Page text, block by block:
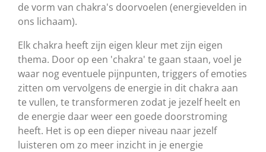
de vorm van chakra's doorvoelen (energievelden in
ons lichaam).
Elk chakra heeft zijn eigen kleur met zijn eigen
thema. Door op een 'chakra' te gaan staan, voel je
waar nog eventuele pijnpunten, triggers of emoties
zitten om vervolgens de energie in dit chakra aan
te vullen, te transformeren zodat je jezelf heelt en
de energie daar weer een goede doorstroming
heeft. Het is op een dieper niveau naar jezelf
luisteren om zo meer inzicht in je energie